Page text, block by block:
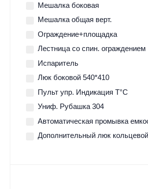
Мешалка боковая
Мешалка общая верт.
Ограждение+площадка
Лестница со спин. ограждением
Испаритель
Люк боковой 540*410
Пульт упр. Индикация Т°С
Униф. Рубашка 304
Автоматическая промывка
Дополнительный люк кольцевой